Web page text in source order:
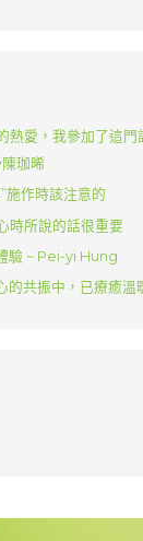
熱愛，我參加了這
珈晞
施作時該注意的
時所說的話很重要
驗 ~ Pei-yi Hung
的共振中，已療癒溫